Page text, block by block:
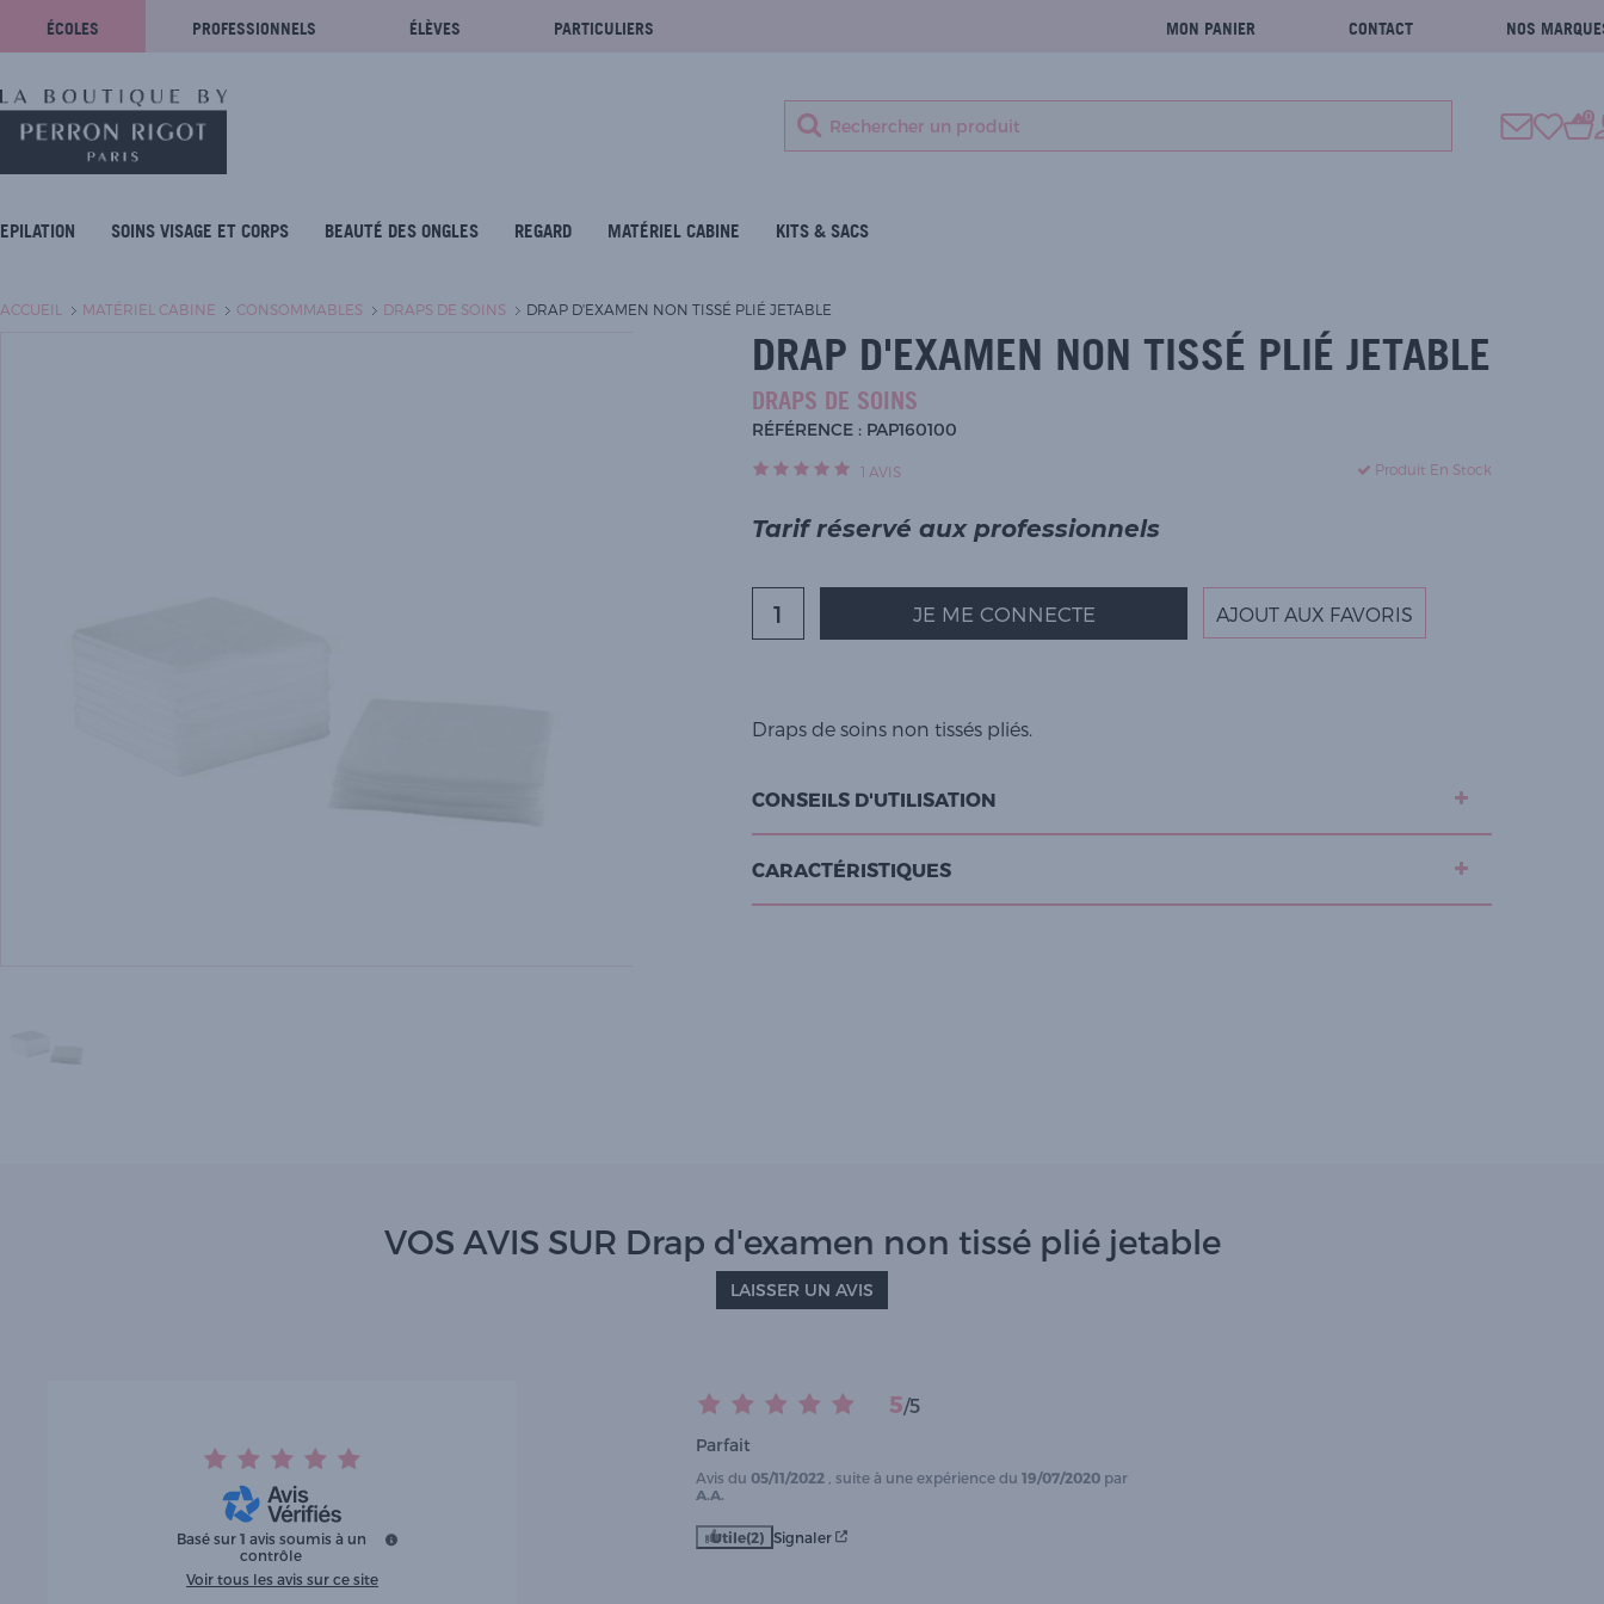
ÉCOLES PROFESSIONNELS ÉLÈVES PARTICULIERS MON PANIER CONTACT NOS
0
EPILATION SOINS VISAGE ET CORPS BEAUTÉ DES ONGLES REGARD MATÉRIEL CABINE KITS & SACS
ACCUEIL MATÉRIEL CABINE CONSOMMABLES DRAPS DE SOINS DRAP D'EXAMEN NON TISSÉ PLIÉ JETABLE
DRAP D'EXAMEN NON TISSÉ PLIÉ JETABLE
DRAPS DE SOINS
RÉFÉRENCE : PAP160100
1 AVIS Produit En Stock
Tarif réservé aux professionnels
JE ME CONNECTE AJOUT AUX FAVORIS
Draps de soins non tissés pliés.
CONSEILS D'UTILISATION
CARACTÉRISTIQUES
VOS AVIS SUR Drap d'examen non tissé plié jetable
LAISSER UN AVIS
Basé sur 1 avis soumis à un
contrôle
Voir tous les avis sur ce site
5/5
Parfait
Avis du 05/11/2022 , suite à une expérience du 19/07/2020 par
A.A.
Utile(2) Signaler